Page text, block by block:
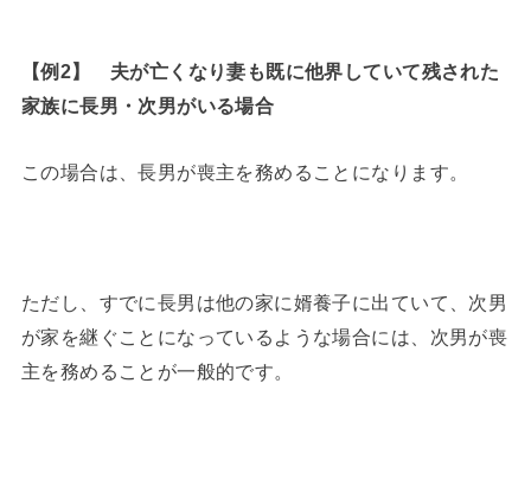
【例2】 夫が亡くなり妻も既に他界していて残された
家族に長男・次男がいる場合
この場合は、長男が喪主を務めることになります。
ただし、すでに長男は他の家に婿養子に出ていて、次男
が家を継ぐことになっているような場合には、次男が喪
主を務めることが一般的です。